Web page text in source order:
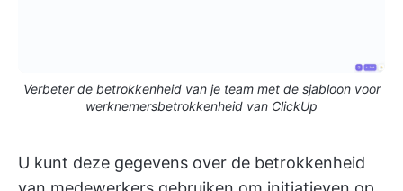
Verbeter de betrokkenheid van je team met de sjabloon voor
werknemersbetrokkenheid van ClickUp
U kunt deze gegevens over de betrokkenheid